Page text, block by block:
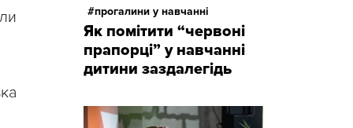
прогалини у навчанні
Як помітити “червоні
прапорці” у навчанні
дитини заздалегідь